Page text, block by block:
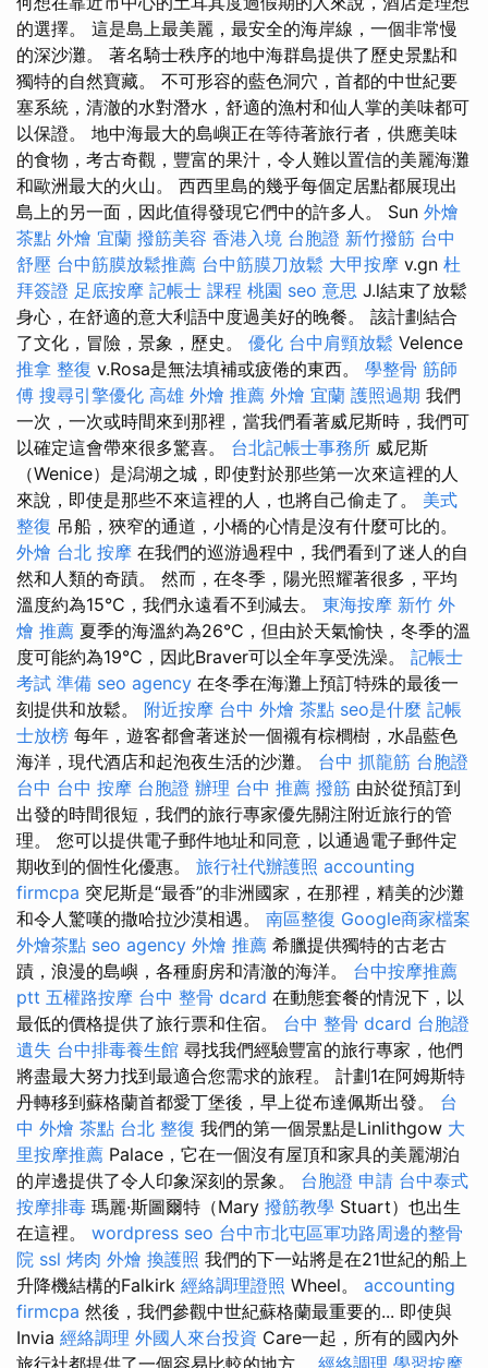
的選擇。 這是島上最美麗，最安全的海岸線，一個非常慢
的深沙灘。 著名騎士秩序的地中海群島提供了歷史景點和
獨特的自然寶藏。 不可形容的藍色洞穴，首都的中世紀要
塞系統，清澈的水對潛水，舒適的漁村和仙人掌的美味都可
以保證。 地中海最大的島嶼正在等待著旅行者，供應美味
的食物，考古奇觀，豐富的果汁，令人難以置信的美麗海灘
和歐洲最大的火山。 西西里島的幾乎每個定居點都展現出
島上的另一面，因此值得發現它們中的許多人。 Sun 外燴
茶點 外燴 宜蘭 撥筋美容 香港入境 台胞證 新竹撥筋 台中
舒壓 台中筋膜放鬆推薦 台中筋膜刀放鬆 大甲按摩 v.gn 杜
拜簽證 足底按摩 記帳士 課程 桃園 seo 意思 J.l結束了放鬆
身心，在舒適的意大利語中度過美好的晚餐。 該計劃結合
了文化，冒險，景象，歷史。 優化 台中肩頸放鬆 Velence
推拿 整復 v.Rosa是無法填補或疲倦的東西。 學整骨 筋師
傅 搜尋引擎優化 高雄 外燴 推薦 外燴 宜蘭 護照過期 我們
一次，一次或時間來到那裡，當我們看著威尼斯時，我們可
以確定這會帶來很多驚喜。 台北記帳士事務所 威尼斯
（Wenice）是潟湖之城，即使對於那些第一次來這裡的人
來說，即使是那些不來這裡的人，也將自己偷走了。 美式
整復 吊船，狹窄的通道，小橋的心情是沒有什麼可比的。
外燴 台北 按摩 在我們的巡游過程中，我們看到了迷人的自
然和人類的奇蹟。 然而，在冬季，陽光照耀著很多，平均
溫度約為15°C，我們永遠看不到減去。 東海按摩 新竹 外
燴 推薦 夏季的海溫約為26°C，但由於天氣愉快，冬季的溫
度可能約為19°C，因此Braver可以全年享受洗澡。 記帳士
考試 準備 seo agency 在冬季在海灘上預訂特殊的最後一
刻提供和放鬆。 附近按摩 台中 外燴 茶點 seo是什麼 記帳
士放榜 每年，遊客都會著迷於一個襯有棕櫚樹，水晶藍色
海洋，現代酒店和起泡夜生活的沙灘。 台中 抓龍筋 台胞證
台中 台中 按摩 台胞證 辦理 台中 推薦 撥筋 由於從預訂到
出發的時間很短，我們的旅行專家優先關注附近旅行的管
理。 您可以提供電子郵件地址和同意，以通過電子郵件定
期收到的個性化優惠。 旅行社代辦護照 accounting
firmcpa 突尼斯是“最香”的非洲國家，在那裡，精美的沙灘
和令人驚嘆的撒哈拉沙漠相遇。 南區整復 Google商家檔案
外燴茶點 seo agency 外燴 推薦 希臘提供獨特的古老古
蹟，浪漫的島嶼，各種廚房和清澈的海洋。 台中按摩推薦
ptt 五權路按摩 台中 整骨 dcard 在動態套餐的情況下，以
最低的價格提供了旅行票和住宿。 台中 整骨 dcard 台胞證
遺失 台中排毒養生館 尋找我們經驗豐富的旅行專家，他們
將盡最大努力找到最適合您需求的旅程。 計劃1在阿姆斯特
丹轉移到蘇格蘭首都愛丁堡後，早上從布達佩斯出發。 台
中 外燴 茶點 台北 整復 我們的第一個景點是Linlithgow 大
里按摩推薦 Palace，它在一個沒有屋頂和家具的美麗湖泊
的岸邊提供了令人印象深刻的景象。 台胞證 申請 台中泰式
按摩排毒 瑪麗·斯圖爾特（Mary 撥筋教學 Stuart）也出生
在這裡。 wordpress seo 台中市北屯區軍功路周邊的整骨
院 ssl 烤肉 外燴 換護照 我們的下一站將是在21世紀的船上
升降機結構的Falkirk 經絡調理證照 Wheel。 accounting
firmcpa 然後，我們參觀中世紀蘇格蘭最重要的... 即使與
Invia 經絡調理 外國人來台投資 Care一起，所有的國內外
旅行社都提供了一個容易比較的地方。 經絡調理 學習按摩